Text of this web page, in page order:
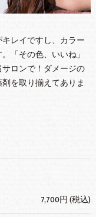
レイですし、カラー
「その色、いいね」
ロンで！ダメージの
を取り揃えてありま
7,700円 (税込)